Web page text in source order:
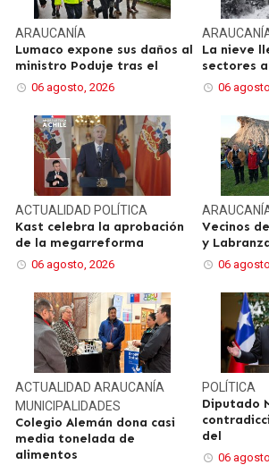
ARAUCANÍA
Lumaco expone sus daños al
ministro Poduje tras el
06 agosto, 2026
La nieve
sectores
06
ACTUALIDADPOLÍTICA
Kast celebra la aprobación
de la megarreforma
06 agosto, 2026
Vecinos
y
06
ACTUALIDADARAUCANÍA
MUNICIPALIDADES
Colegio Alemán dona casi
media tonelada de
alimentos
POLÍTICA
Diputado
del
06